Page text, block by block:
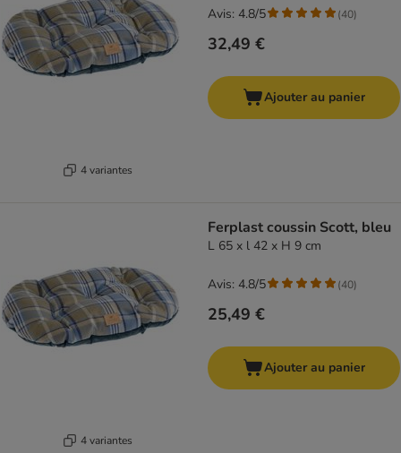
4 variantes
32,49 €
Avis: 4.8/5 (40)
Ajouter au panier
4 variantes
Ferplast coussin Scott, bleu
L 65 x l 42 x H 9 cm
25,49 €
Avis: 4.8/5 (40)
Ajouter au panier